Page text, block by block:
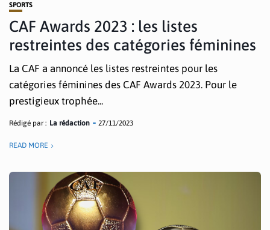
SPORTS
CAF Awards 2023 : les listes
restreintes des catégories féminines
La CAF a annoncé les listes restreintes pour les
catégories féminines des CAF Awards 2023. Pour le
prestigieux trophée...
Rédigé par : La rédaction 27/11/2023
READ MORE